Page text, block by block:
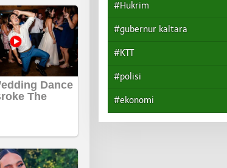
#Hukrim
#gubernur kaltara
#KTT
#polisi
#ekonomi